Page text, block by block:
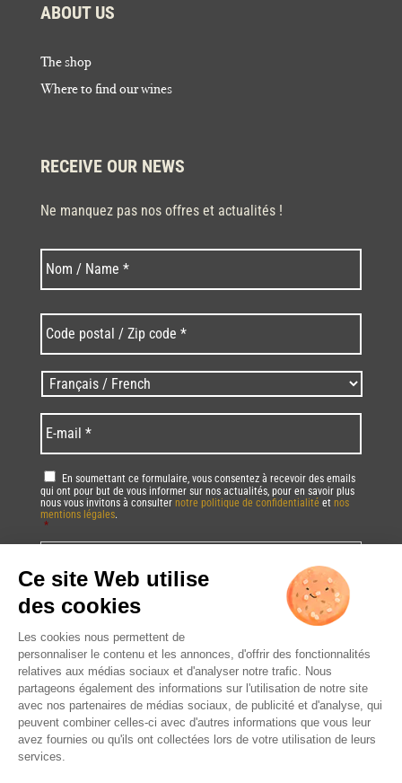
ABOUT US
The shop
Where to find our wines
RECEIVE OUR NEWS
Ne manquez pas nos offres et actualités !
Nom * Last
postal
/
Zip
code
* *
Langues
/
Language *
mail *
RGPD *
En soumettant ce formulaire, vous consentez à recevoir des emails
qui ont pour but de vous informer sur nos actualités, pour en savoir plus
nous vous invitons à consulter notre politique de confidentialité et nos
mentions légales.
*
CAPTCHA